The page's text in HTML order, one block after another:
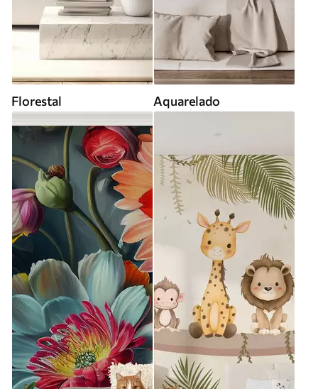
Florestal Aquarelado